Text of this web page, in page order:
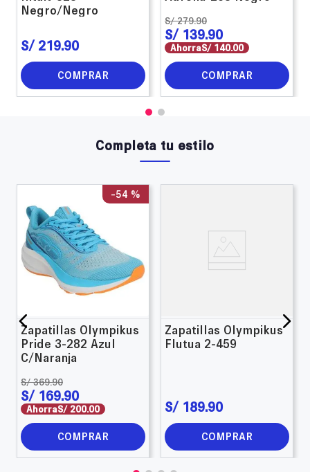
Negro/Negro
S/ 219.90
COMPRAR
S/ 279.90
S/ 139.90
AhorraS/ 140.00
COMPRAR
Completa tu estilo
-54 %
Zapatillas Olympikus
Pride 3-282 Azul
C/Naranja
S/ 369.90
S/ 169.90
AhorraS/ 200.00
COMPRAR
Zapatillas Olympikus
Flutua 2-459
S/ 189.90
COMPRAR